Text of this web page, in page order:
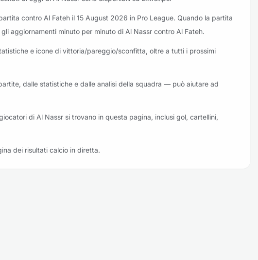
contro Al Fateh il 15 August 2026 in Pro League. Quando la partita
aggiornamenti minuto per minuto di Al Nassr contro Al Fateh.
e icone di vittoria/pareggio/sconfitta, oltre a tutti i prossimi
dalle statistiche e dalle analisi della squadra — può aiutare ad
di Al Nassr si trovano in questa pagina, inclusi gol, cartellini,
dei risultati calcio in diretta.